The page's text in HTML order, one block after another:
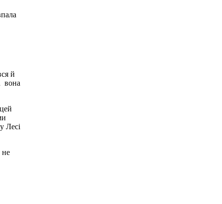
й
вона
Лесі
не